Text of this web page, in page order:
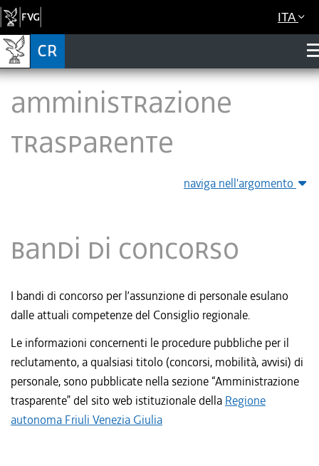
ITA
Amministrazione
Trasparente
naviga nell'argomento
Bandi di concorso
I bandi di concorso per l’assunzione di personale esulano
dalle attuali competenze del Consiglio regionale.
Le informazioni concernenti le procedure pubbliche per il
reclutamento, a qualsiasi titolo (concorsi, mobilità, avvisi) di
personale, sono pubblicate nella sezione “Amministrazione
trasparente” del sito web istituzionale della Regione
autonoma Friuli Venezia Giulia